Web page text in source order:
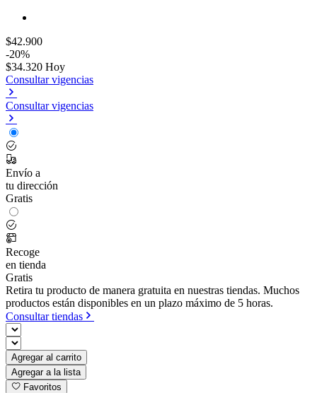
$42.900
-20%
$34.320 Hoy
Consultar vigencias
Consultar vigencias
Envío a
tu dirección
Gratis
Recoge
en tienda
Gratis
Retira tu producto de manera gratuita en nuestras tiendas. Muchos
productos están disponibles en un plazo máximo de 5 horas.
Consultar tiendas
Agregar al carrito
Agregar a la lista
Favoritos